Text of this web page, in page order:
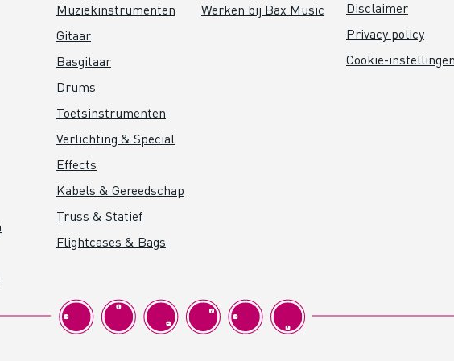
Muziekinstrumenten
Gitaar
Basgitaar
Drums
Toetsinstrumenten
Verlichting & Special
Effects
Kabels & Gereedschap
Truss & Statief
Flightcases & Bags
Werken bij Bax Music
Disclaimer
Privacy policy
Cookie-